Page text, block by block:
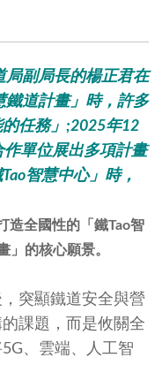
局副局長的楊正君在
鐵道計畫」時，許多
任務」;2025年12
單位展出多項計畫
Tao智慧中心」時，
造全國性的「鐵Tao智
」的核心願景。
突顯鐵道安全與營
課題，而是攸關全
、雲端、人工智